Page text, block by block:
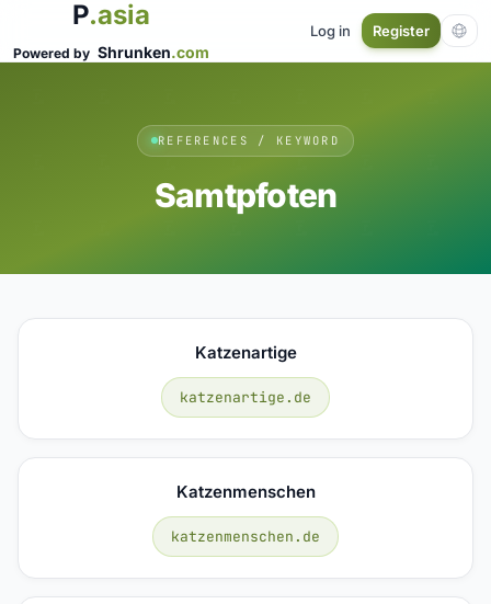
P.asia
Powered by Shrunken.com
Log in Register
REFERENCES / KEYWORD
Samtpfoten
Katzenartige
katzenartige.de
Katzenmenschen
katzenmenschen.de